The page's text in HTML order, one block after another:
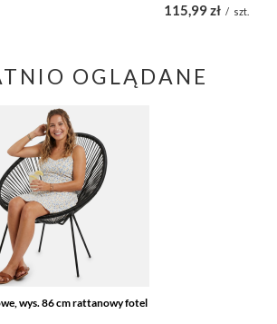
115,99 zł / szt.
OGLĄDANE
wys. 86 cm rattanowy fotel